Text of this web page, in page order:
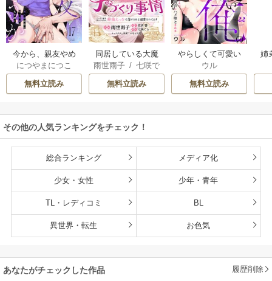
今から、親友やめ
ようか。～腐れ縁
同僚は甘い快楽で
私を壊す～
につやまにつこ
無料立読み
同居している大魔
法使い様の子づく
り事情 こっそり家
を出るつもりが、
るほど溺愛されて
ます
雨世雨子 /七咲で
ら/佐倉響/よな
が月見
無料立読み
やらしくて可愛い
俺の凛ちゃん。～
隣人後輩くんのイ
キすぎた執着にハ
ウル
無料立読み
姉
その他の人気ランキングをチェック！
総合ランキング メディア化
少女・女性 少年・青年
TL・レディコミ BL
異世界・転生 お色気
あなたがチェックした作品 履歴削除